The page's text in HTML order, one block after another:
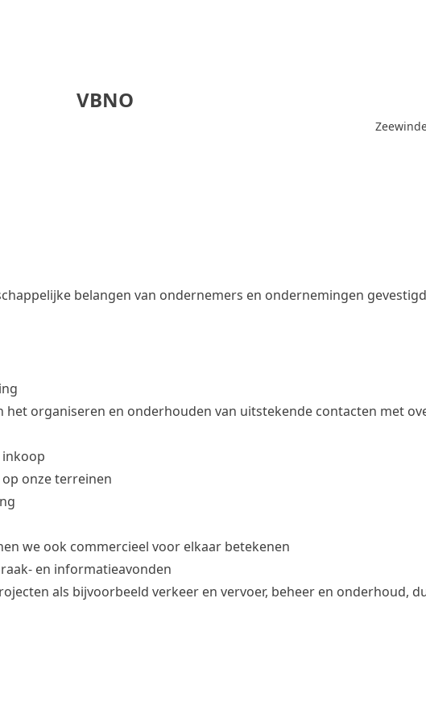
VBNO
belangen van ondernemers en ondernemingen
organiseren en onderhouden van uitstekende contacten met
onze terreinen
we ook commercieel voor elkaar betekenen
en informatieavonden
als bijvoorbeeld verkeer en vervoer, beheer en onderhoud,